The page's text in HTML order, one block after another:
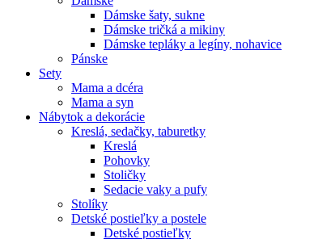
Dámske šaty, sukne
Dámske tričká a mikiny
Dámske tepláky a legíny, nohavice
Pánske
Sety
Mama a dcéra
Mama a syn
Nábytok a dekorácie
Kreslá, sedačky, taburetky
Kreslá
Pohovky
Stoličky
Sedacie vaky a pufy
Stolíky
Detské postieľky a postele
Detské postieľky